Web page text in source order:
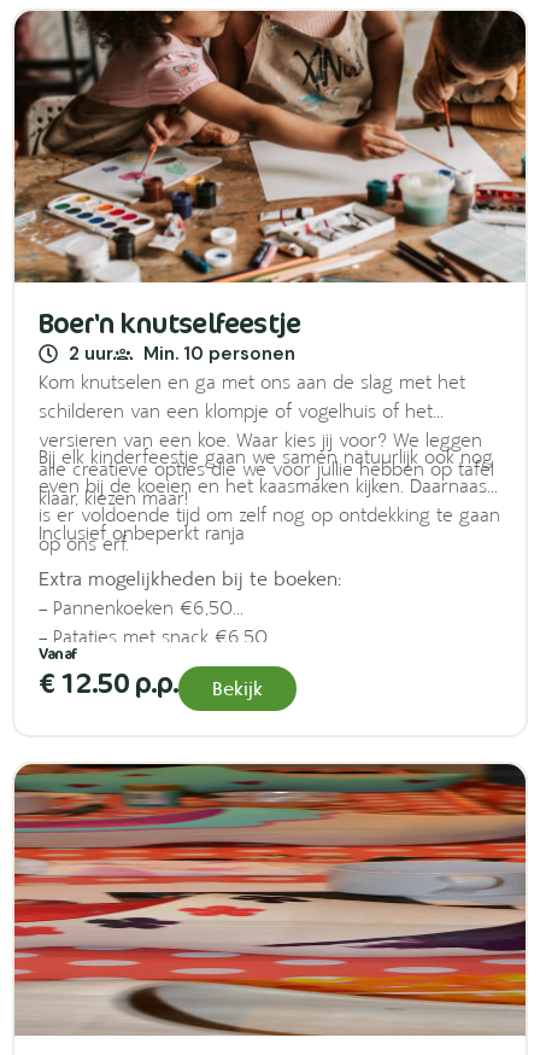
Boer'n knutselfeestje
2 uur Min. 10 personen
Kom knutselen en ga met ons aan de slag met het
schilderen van een klompje of vogelhuis of het
versieren van een koe. Waar kies jij voor? We leggen
alle creatieve opties die we voor jullie hebben op tafel
klaar, kiezen maar!
Bij elk kinderfeestje gaan we samen natuurlijk ook nog
even bij de koeien en het kaasmaken kijken. Daarnaast
is er voldoende tijd om zelf nog op ontdekking te gaan
op ons erf.
Inclusief onbeperkt ranja
Extra mogelijkheden bij te boeken:
– Pannenkoeken €6,50
– Patatjes met snack €6,50
– Cake versieren €2,50
– IJsje (kinderijsje coupe) €5,00
€ 12.50 p.p. Bekijk